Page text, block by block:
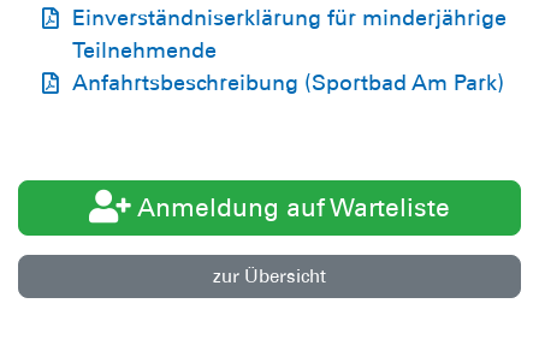
Einverständniserklärung für minderjährige
Teilnehmende
Anfahrtsbeschreibung (Sportbad Am Park)
Anmeldung auf Warteliste
zur Übersicht